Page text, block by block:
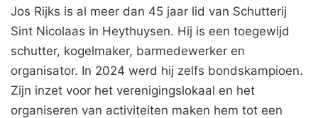
Jos Rijks is al meer dan 45 jaar lid van Schutterij
Sint Nicolaas in Heythuysen. Hij is een toegewijd
schutter, kogelmaker, barmedewerker en
organisator. In 2024 werd hij zelfs bondskampioen.
Zijn inzet voor het verenigingslokaal en het
organiseren van activiteiten maken hem tot een